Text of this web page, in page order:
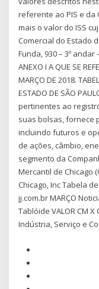
referente ao PIS e da
mais o valor do ISS
Comercial do Estado
Funda, 930 – 3º
ANEXO I A QUE SE
MARÇO DE 2018.
ESTADO DE SÃO
pertinentes ao
suas bolsas, fornece
incluindo futuros e
de ações, câmbio,
segmento da
Mercantil de Chicago
Chicago, Inc Tabela
jj.com.br MARÇO
Tablóide VALOR CM X
Indústria, Serviço e